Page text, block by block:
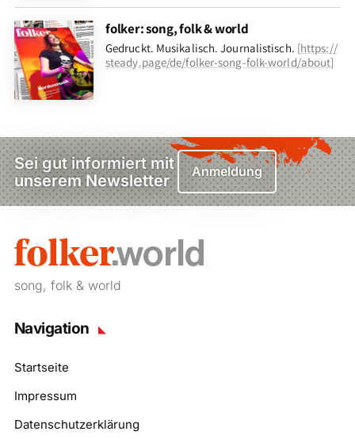
folker: song, folk & world
Gedruckt. Musikalisch. Journalistisch. [https://
steady.page/de/folker-song-folk-world/about]
Sei gut informiert mit
unserem Newsletter
Anmeldung
song, folk & world
Navigation
Startseite
Impressum
Datenschutzerklärung